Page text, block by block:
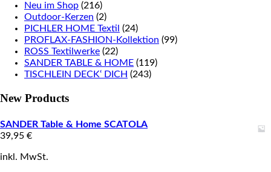
Neu im Shop (216)
Outdoor-Kerzen (2)
PICHLER HOME Textil (24)
PROFLAX-FASHION-Kollektion (99)
ROSS Textilwerke (22)
SANDER TABLE & HOME (119)
TISCHLEIN DECK‘ DICH (243)
New Products
SANDER Table & Home SCATOLA
39,95 €
inkl. MwSt.